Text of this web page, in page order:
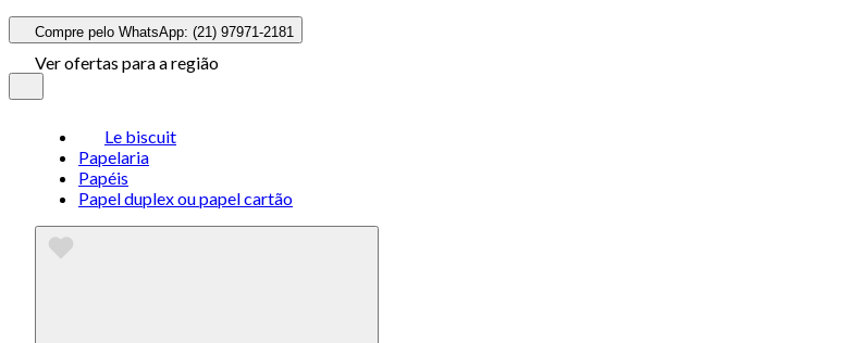
Compre pelo WhatsApp: (21) 97971-2181
Ver ofertas para a região
Le biscuit
Papelaria
Papéis
Papel duplex ou papel cartão